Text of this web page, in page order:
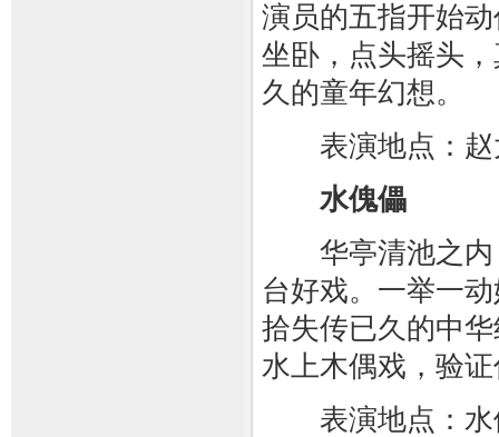
演员的五指开始
坐卧，点头摇头
久的童年幻想。
表演地点：赵
水傀儡
华亭清池之内
台好戏。一举一
拾失传已久的中
水上木偶戏，验
表演地点：水